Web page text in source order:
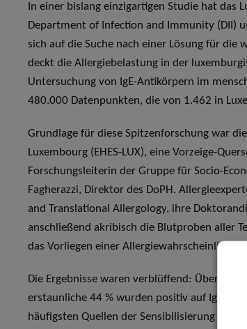
In einer bislang einzigartigen Studie hat das
Department of Infection and Immunity (DII)
sich auf die Suche nach einer Lösung für
deckt die Allergiebelastung in der
Untersuchung von IgE-Antikörpern im
480.000 Datenpunkten, die von 1.462 in
Grundlage für diese Spitzenforschung war
Luxembourg (EHES-LUX), eine Vorzeige-
Forschungsleiterin der Gruppe für Socio-
Fagherazzi, Direktor des DoPH.
and Translational Allergology, ihre
anschließend akribisch die Blutproben aller
das Vorliegen einer
Die Ergebnisse waren verblüffend: Über 42
erstaunliche 44 % wurden positiv auf IgE-
häufigsten Quellen der Sensibilisierung